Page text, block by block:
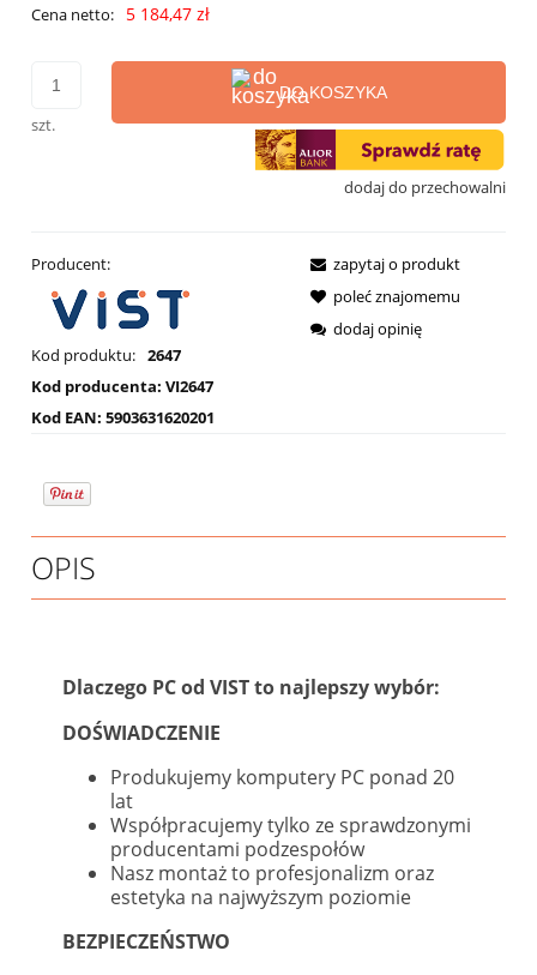
Cena netto: 5 184,47 zł
szt.
DO KOSZYKA
dodaj do przechowalni
Producent:
Kod produktu: 2647
Kod producenta: VI2647
Kod EAN: 5903631620201
zapytaj o produkt
poleć znajomemu
dodaj opinię
OPIS
Dlaczego PC od VIST to najlepszy wybór:
DOŚWIADCZENIE
Produkujemy komputery PC ponad 20
lat
Współpracujemy tylko ze sprawdzonymi
producentami podzespołów
Nasz montaż to profesjonalizm oraz
estetyka na najwyższym poziomie
BEZPIECZEŃSTWO